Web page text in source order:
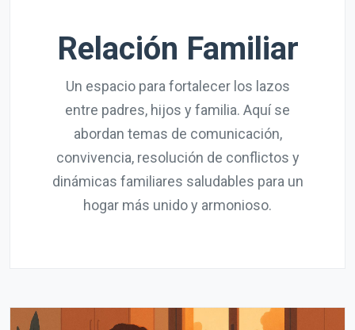
Relación Familiar
Un espacio para fortalecer los lazos
entre padres, hijos y familia. Aquí se
abordan temas de comunicación,
convivencia, resolución de conflictos y
dinámicas familiares saludables para un
hogar más unido y armonioso.